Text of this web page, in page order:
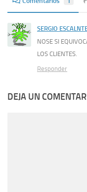
SERGIO
NOSE SI
LOS CLIENTES.
Responder
DEJA UN